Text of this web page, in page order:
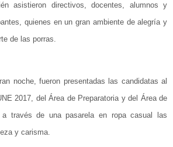
asistieron directivos, docentes, alumnos y
quienes en un gran ambiente de alegría y
de las porras.
noche, fueron presentadas las candidatas al
2017, del Área de Preparatoria y del Área de
a través de una pasarela en ropa casual las
y carisma.